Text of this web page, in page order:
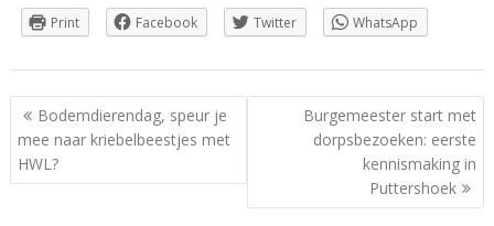
Print Facebook Twitter WhatsApp
Berichtnavigatie
Bodemdierendag, speur je
mee naar kriebelbeestjes met
HWL?
Burgemeester start met
dorpsbezoeken: eerste
kennismaking in
Puttershoek